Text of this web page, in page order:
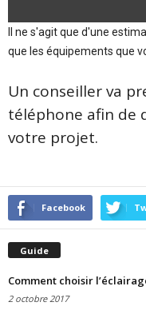
Il ne s'agit que d'une
que les équipements que
Un conseiller va
téléphone afin de
votre projet.
Facebook
Guide
Comment choisir
2 octobre 2017